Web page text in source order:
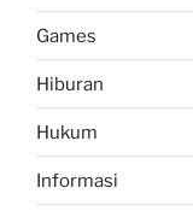
Games
Hiburan
Hukum
Informasi